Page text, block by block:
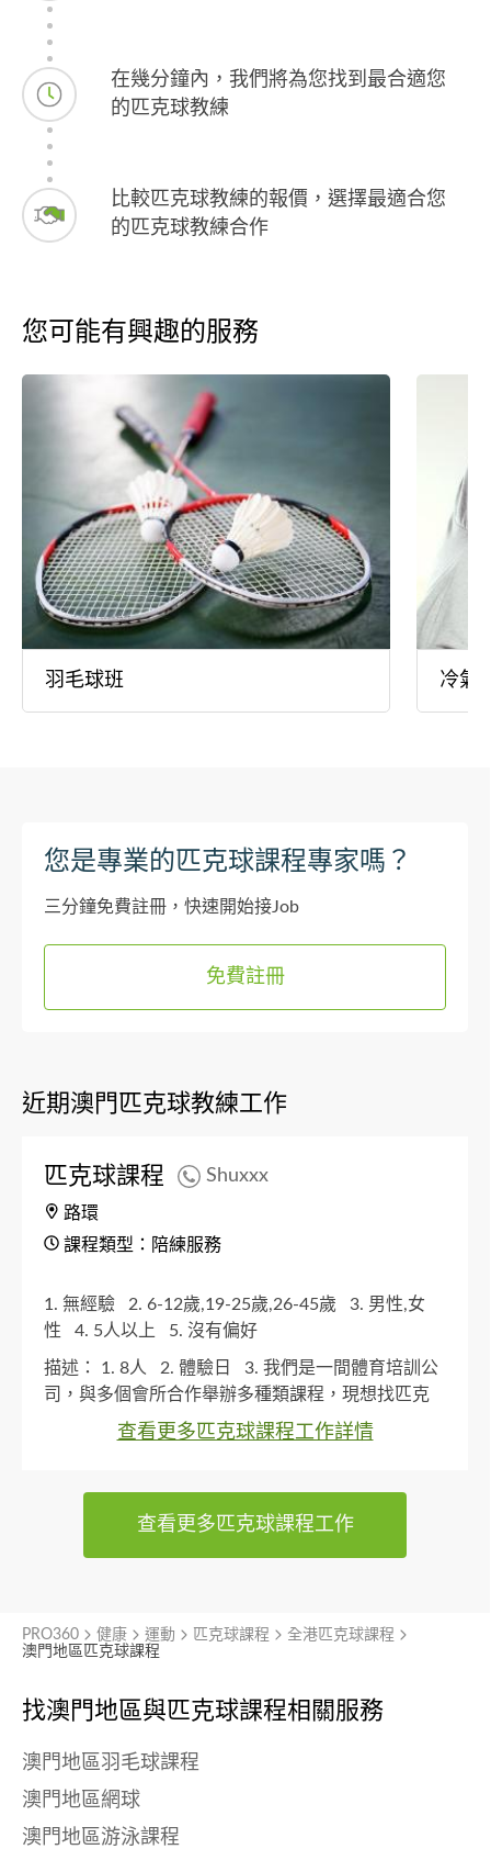
在幾分鐘內，我們將為您找到最合適您
的匹克球教練
比較匹克球教練的報價，選擇最適合您
的匹克球教練合作
您可能有興趣的服務
羽毛球班 冷氣
您是專業的匹克球課程專家嗎？
三分鐘免費註冊，快速開始接Job
免費註冊
近期澳門匹克球教練工作
匹克球課程 Shuxxx
路環
課程類型：陪練服務
1. 無經驗 2. 6-12歲,19-25歲,26-45歲
3. 男性,女
性
4. 5人以上 5. 沒有偏好
描述： 1. 8人 2. 體驗日
3. 我們是一間體育培訓公
司，與多個會所合作舉辦多種類課程，現想找匹克
球教練代表我方入去教授課程，我們會支付教練費
查看更多匹克球課程工作詳情
查看更多匹克球課程工作
找澳門地區與匹克球課程相關服務
澳門地區羽毛球課程
澳門地區網球
澳門地區游泳課程
PRO360 健康 運動 匹克球課程
全港匹克球課程
澳門地區匹克球課程